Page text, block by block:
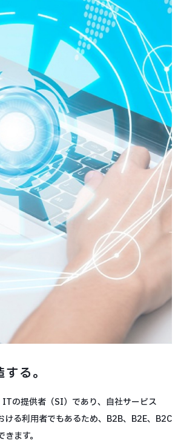
る。
の提供者（SI）であり、自社サービス
ける利用者でもあるため、B2B、B2E、B2C
ます。